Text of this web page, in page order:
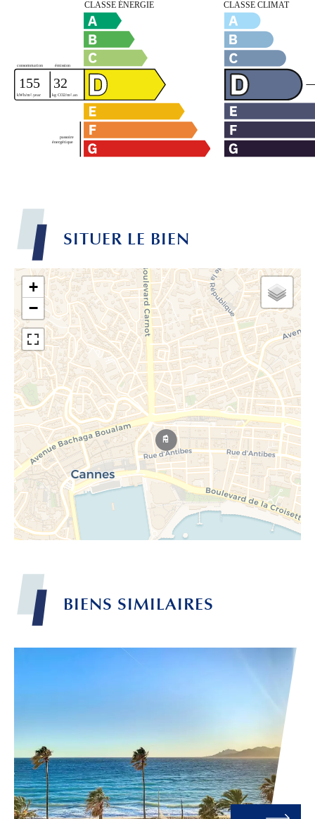
SITUER LE BIEN
+
−
BIENS SIMILAIRES